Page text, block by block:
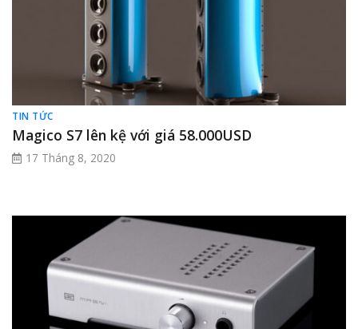
TIN TỨC
Magico S7 lên kệ với giá 58.000USD
17 Tháng 8, 2020